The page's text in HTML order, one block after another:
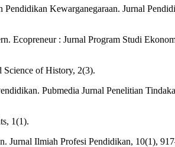
Kewarganegaraan. Jurnal
Ecopreneur : Jurnal Program Studi
Science of History, 2(3).
Pubmedia Jurnal Penelitian
1(1).
Jurnal Ilmiah Profesi Pendidikan, 10(1),